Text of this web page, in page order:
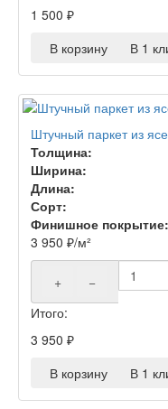
1 500 ₽
В корзину
В 1
Штучный паркет из
Толщина:
Ширина:
Длина:
Сорт:
Финишное покрытие:
3 950 ₽/м²
+
−
Итого:
3 950 ₽
В корзину
В 1